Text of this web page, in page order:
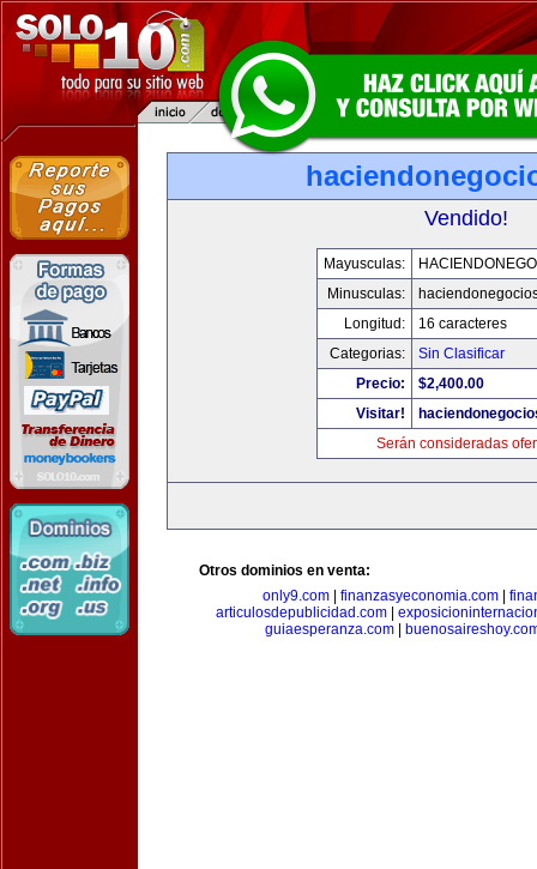
Vendido!
Mayusculas:
Minusculas:
Longitud:
16 caracteres
Categorias:
Sin Clasificar
Precio:
$2,400.00
Visitar!
Serán consideradas
Otros dominios en venta:
only9.com
finanzasyeconomia.com
articulosdepublicidad.com|
guiaesperanza.com